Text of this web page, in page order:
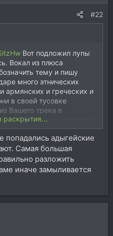
#22
Вот подложил лупы
Вокал из плюса
тему и пишу
много этнических
армянских и греческих и
в своей тусовке
Вашего трека в
музыку думаю вписался
пульсация в
раскрытия...
адыгейские
Самая большая
разложить
иначе замыливается